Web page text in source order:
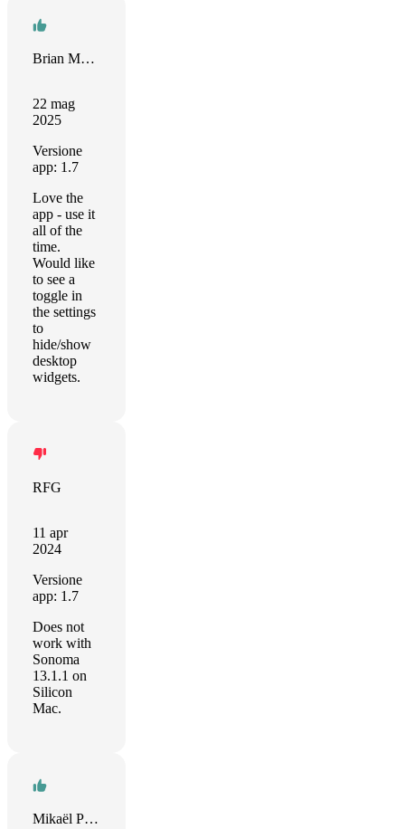
Brian Mahoney
22 mag
2025
Versione
app: 1.7
Love the
app - use it
all of the
time.
Would like
to see a
toggle in
the settings
to
hide/show
desktop
widgets.
RFG
11 apr
2024
Versione
app: 1.7
Does not
work with
Sonoma
13.1.1 on
Silicon
Mac.
Mikaël POLLET